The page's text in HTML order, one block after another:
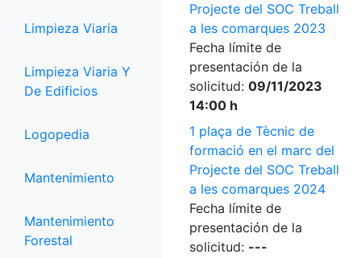
Limpieza Viaria
Limpieza Viaria Y
De Edificios
Logopedia
Mantenimiento
Mantenimiento
Forestal
Projecte del SOC Treball
a les comarques 2023
Fecha límite de
presentación de la
solicitud: 09/11/2023
14:00 h
1 plaça de Tècnic de
formació en el marc del
Projecte del SOC Treball
a les comarques 2024
Fecha límite de
presentación de la
solicitud: ---